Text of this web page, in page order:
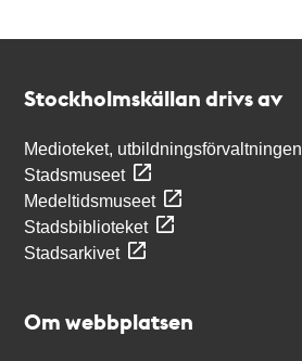
Stockholmskällan drivs av
Medioteket, utbildningsförvaltningen
Stadsmuseet
Medeltidsmuseet
Stadsbiblioteket
Stadsarkivet
Om webbplatsen